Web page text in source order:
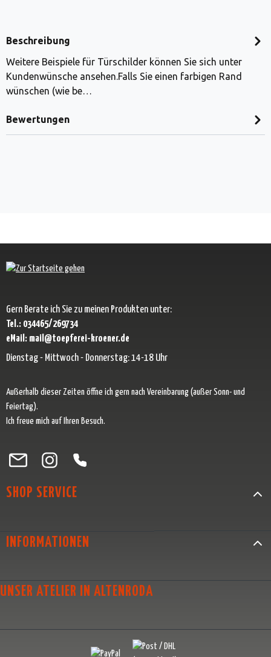
Beschreibung
Weitere Beispiele für Türschilder können Sie sich unter
Kundenwünsche ansehen.Falls Sie einen farbigen Rand
wünschen (wie be…
Bewertungen
Gern Berate ich Sie zu meinen Produkten unter:
Tel.: 034465/269734
eMail: mail@toepferei-kroener.de
Dienstag - Mittwoch - Donnerstag: 14-18 Uhr
Außerhalb dieser Zeiten öffne ich gern nach Vereinbarung (außer Sonn- und
Feiertag).
Ich freue mich auf Ihren Besuch.
Besuche uns auf Facebook – öffnet in neuem Tab (externer Link)
Schau auf Instagram vorbei – öffnet in neuem Tab (externer Link)
Lass dich auf Pinterest inspirieren – öffnet in neuem Tab
Folge uns auf X – öffnet in neuem Tab (externer Link)
SHOP SERVICE
INFORMATIONEN
UNSER ATELIER IN ALTENRODA